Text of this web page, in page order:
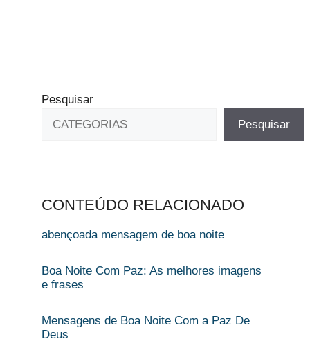
Pesquisar
Pesquisar
CONTEÚDO RELACIONADO
abençoada mensagem de boa noite​
Boa Noite Com Paz: As melhores imagens
e frases
Mensagens de Boa Noite Com a Paz De
Deus​